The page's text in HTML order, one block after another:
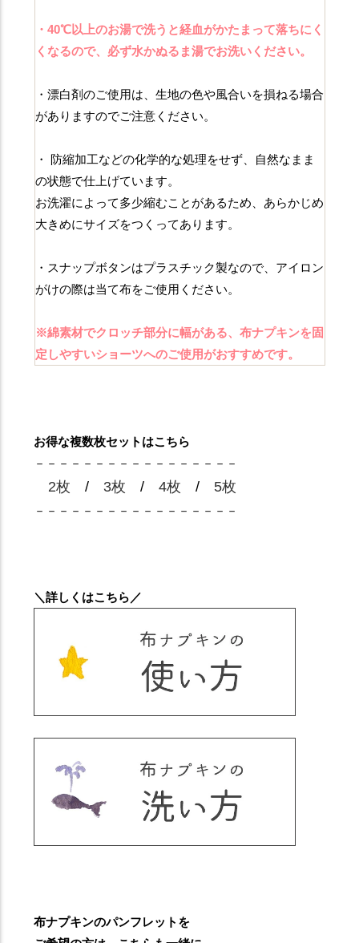
・40℃以上のお湯で洗うと経血がかたまって落ちにく
くなるので、必ず水かぬるま湯でお洗いください。
・漂白剤のご使用は、生地の色や風合いを損ねる場合
がありますのでご注意ください。
・ 防縮加工などの化学的な処理をせず、自然なまま
の状態で仕上げています。
お洗濯によって多少縮むことがあるため、あらかじめ
大きめにサイズをつくってあります。
・スナップボタンはプラスチック製なので、アイロン
がけの際は当て布をご使用ください。
※綿素材でクロッチ部分に幅がある、布ナプキンを固
定しやすいショーツへのご使用がおすすめです。
お得な複数枚セットはこちら
－－－－－－－－－－－－－－－－－
2枚 / 3枚 /4枚 / 5枚
－－－－－－－－－－－－－－－－－
＼詳しくはこちら／
布ナプキンのパンフレットを